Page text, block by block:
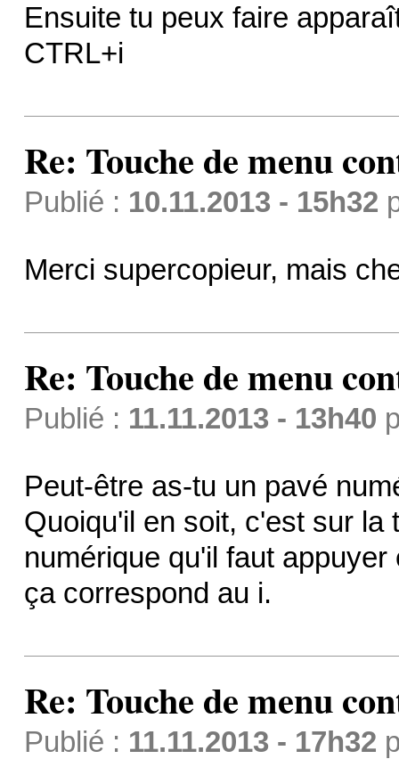
Ensuite tu peux faire
CTRL+i
Re: Touche de menu
Publié : 10.11.2013 - 15h32
Merci supercopieur, mais
Re: Touche de menu
Publié : 11.11.2013 - 13h40
Peut-être as-tu un pavé
Quoiqu'il en soit, c'est sur la
numérique qu'il faut
ça correspond au i.
Re: Touche de menu
Publié : 11.11.2013 - 17h32